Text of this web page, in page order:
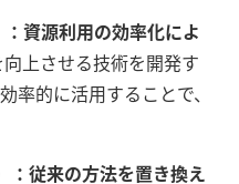
資源利用の効率化によ
上させる技術を開発す
率的に活用することで、
：従来の方法を置き換え